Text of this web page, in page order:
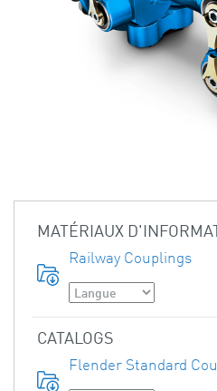
MATÉRIAUX
Railway Couplings
CATALOGS
Flender Standard